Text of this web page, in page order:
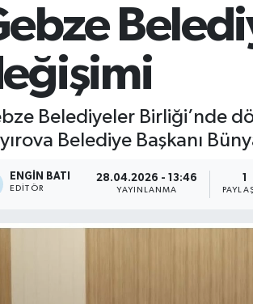
Belediyeler Birliği’nde
Belediye Başkanı
ENGIN BATI
EDITÖR
28.04.2026 - 13:46
YAYINLANMA